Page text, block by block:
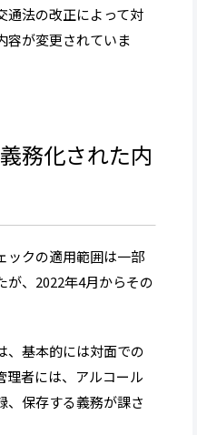
通法の改正によって対
容が変更されていま
務化された内
ックの適用範囲は一部
が、2022年4月からその
、基本的には対面での
理者には、アルコール
、保存する義務が課さ